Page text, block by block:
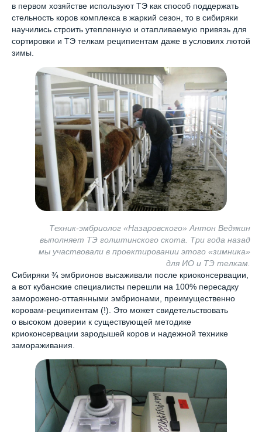
в первом хозяйстве используют ТЭ как способ поддержать
стельность коров комплекса в жаркий сезон, то в сибиряки
научились строить утепленную и отапливаемую привязь для
сортировки и ТЭ телкам реципиентам даже в условиях лютой
зимы.
Техник-эмбриолог «Назаровского» Антон Ведякин
выполняет ТЭ голштинского скота. Три года назад
мы участвовали в проектировании этого «зимника»
для ИО и ТЭ телкам.
Сибиряки ¾ эмбрионов высаживали после криоконсервации,
а вот кубанские специалисты перешли на 100% пересадку
заморожено-оттаянными эмбрионами, преимущественно
коровам-реципиентам (!). Это может свидетельствовать
о высоком доверии к существующей методике
криоконсервации зародышей коров и надежной технике
замораживания.